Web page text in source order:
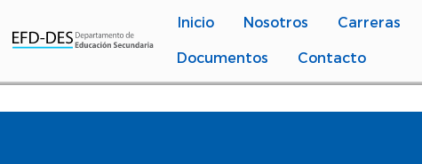
Inicio Nosotros Carreras
Documentos Contacto